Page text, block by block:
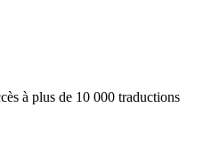
à plus de 10 000 traductions